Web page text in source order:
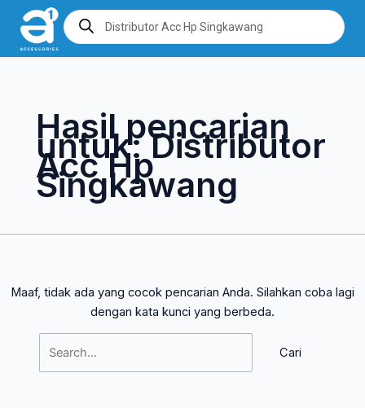
Lewati
konten
Products
search
Hasil pencarian
untuk:Distributor
Acc Hp
Singkawang
Maaf, tidak ada yang cocok pencarian Anda. Silahkan coba lagi
dengan kata kunci yang berbeda.
Cari
untuk: